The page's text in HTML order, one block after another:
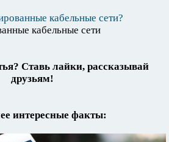
кабельные сети?
кабельные сети
Ставь лайки, рассказывай
друзьям!
интересные факты: